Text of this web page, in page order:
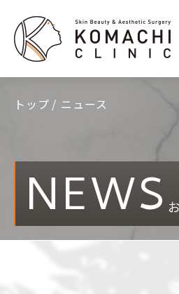
トップ ニュース
NEWS